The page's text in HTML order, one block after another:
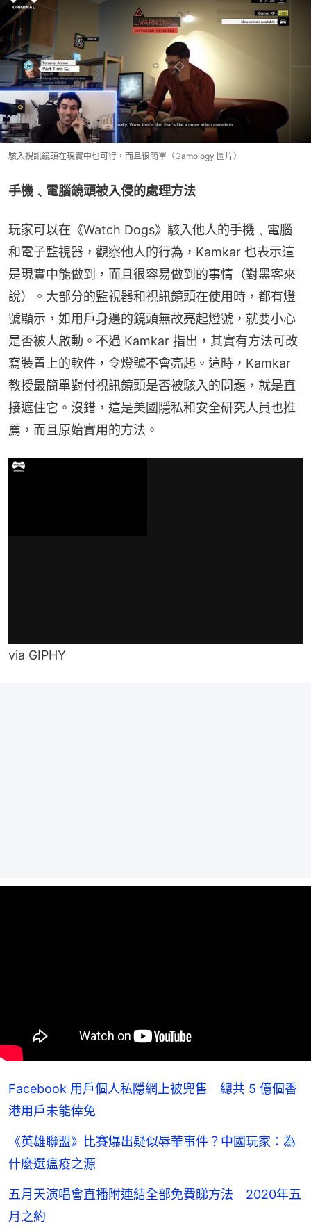
駭入視訊鏡頭在現實中也可行，而且很簡單（Gamology 圖片）
手機﹑電腦鏡頭被入侵的處理方法
玩家可以在《Watch Dogs》駭入他人的手機﹑電腦
和電子監視器，觀察他人的行為，Kamkar 也表示這
是現實中能做到，而且很容易做到的事情（對黑客來
說）。大部分的監視器和視訊鏡頭在使用時，都有燈
號顯示，如用戶身邊的鏡頭無故亮起燈號，就要小心
是否被人啟動。不過 Kamkar 指出，其實有方法可改
寫裝置上的軟件，令燈號不會亮起。這時，Kamkar
教授最簡單對付視訊鏡頭是否被駭入的問題，就是直
接遮住它。沒錯，這是美國隱私和安全研究人員也推
薦，而且原始實用的方法。
via GIPHY
Facebook 用戶個人私隱網上被兜售 總共 5 億個香
港用戶未能倖免
《英雄聯盟》比賽爆出疑似辱華事件？中國玩家：為
什麼選瘟疫之源
五月天演唱會直播附連結全部免費睇方法 2020年五
月之約